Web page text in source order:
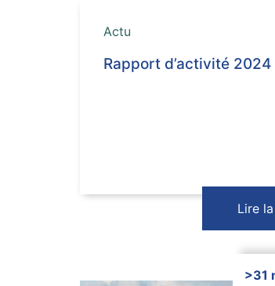
Actu
Rapport d’activité 2024
Lire
>31